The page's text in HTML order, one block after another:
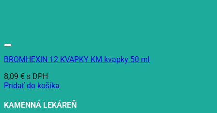
BROMHEXIN 12 KVAPKY KM kvapky 50 ml
8,09 € s DPH
Pridať do košíka
KAMENNÁ LEKÁREŇ